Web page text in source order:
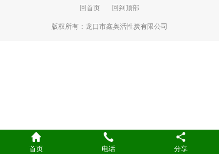
回首页 回到顶部
版权所有： 龙口市鑫奥活性炭有限公司
首页 电话 分享